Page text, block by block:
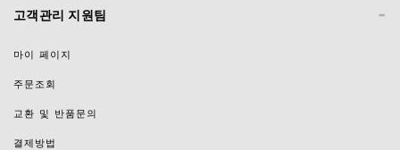
-
고객관리 지원팀
마이 페이지
주문조회
교환 및 반품문의
결제방법